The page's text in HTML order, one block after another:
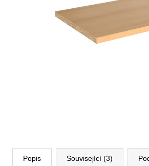
Popis Související (3)